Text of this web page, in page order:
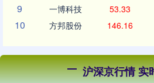
9 一博科技 53.33
10 方邦股份 146.16
沪深京行情 实